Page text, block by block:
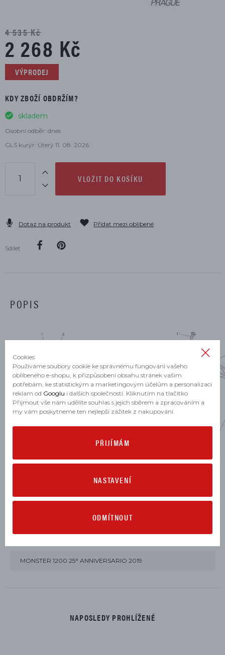
4 535 Kč
2 268 Kč
VÝPRODEJ
KDY ZBOŽÍ OBDRŽÍM?
skladem
Osobní odběr: dnes
GLS kurýr: Úterý 11. 08. 2026
VLOŽIT DO KOŠÍKU
Dotaz na produkt Přidat mezi oblíbené
Sdílet
POPIS
URČENO PRO TYTO MODELY
MONSTER 1200 25° ANNIVERSARIO 2019
NAPOSLEDY PROHLÍŽENÉ
Cookies
Používáme soubory cookie ke správnému fungování vašeho
oblíbeného e-shopu, k přizpůsobení obsahu stránek vašim
potřebám, ke statistickým a marketingovým účelům a personalizaci
reklam od Googlu i dalších společností. Kliknutím na tlačítko
Přijmout vše nám udělíte souhlas s jejich sběrem a zpracováním a
my vám poskytneme ten nejlepší zážitek z nakupování.
PŘIJÍMÁM
NASTAVENÍ
ODMÍTNOUT